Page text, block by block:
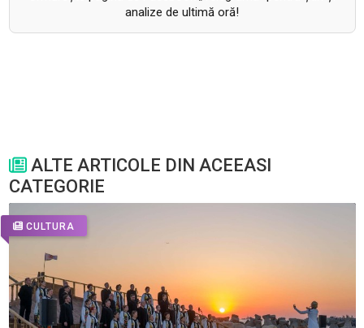
analize de ultimă oră!
ALTE ARTICOLE DIN ACEEASI
CATEGORIE
CULTURA